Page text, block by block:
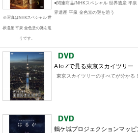
※写真はNHKスペシャル 世
界遺産 平泉 金色堂の謎を追
うです。
●関連商品/NHKスペシャル 世界遺産 平
界遺産 平泉 金色堂の謎を追う
A to Zで見る東京スカイツリー
東京スカイツリーのすべてが分かる
鶴ケ城プロジェクションマッ